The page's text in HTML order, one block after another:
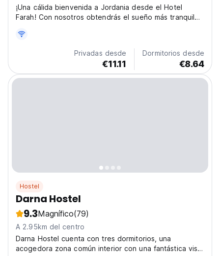
¡Una cálida bienvenida a Jordania desde el Hotel
Farah! Con nosotros obtendrás el sueño más tranquilo,
centro histórico de Amman.
Privadas desde
€11.11
Dormitorios desde
€8.64
Hostel
Darna Hostel
9.3Magnífico(79)
A 2.95km del centro
Darna Hostel cuenta con tres dormitorios, una
acogedora zona común interior con una fantástica vista